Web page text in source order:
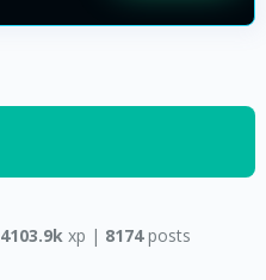
4103.9k xp | 8174posts